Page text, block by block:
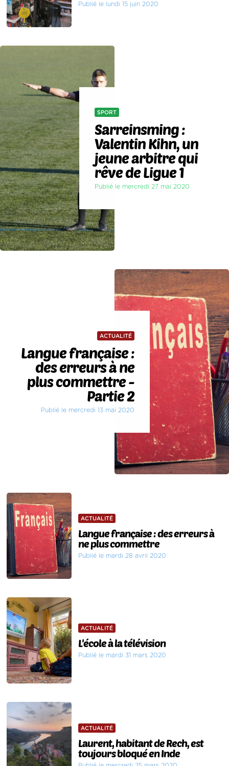
Publié le lundi 15 juin 2020
SPORT
Sarreinsming :
Valentin Kihn, un
jeune arbitre qui
rêve de Ligue 1
Publié le mercredi 27 mai 2020
ACTUALITÉ
Langue française :
des erreurs à ne
plus commettre -
Partie 2
Publié le mercredi 13 mai 2020
ACTUALITÉ
Langue française : des erreurs à
ne plus commettre
Publié le mardi 28 avril 2020
ACTUALITÉ
L'école à la télévision
Publié le mardi 31 mars 2020
ACTUALITÉ
Laurent, habitant de Rech, est
toujours bloqué en Inde